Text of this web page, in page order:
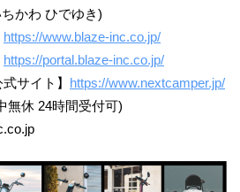
かわ ひでゆき)
https://www.blaze-inc.co.jp/
https://portal.blaze-inc.co.jp/
サイト】 https://www.nextcamper.jp/
無休 24時間受付可)